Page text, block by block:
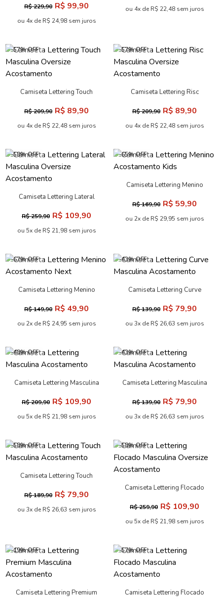
Oversize Acostamento
R$ 229,90 R$ 99,90
ou 4x de R$ 24,98 sem juros
ou 4x de R$ 22,48 sem juros
-57% OFF
Camiseta Lettering Touch
Masculina Oversize
Acostamento
R$ 209,90
ou 4x de R$ 22,48 sem juros
-57% OFF
Camiseta Lettering Risc
Masculina Oversize
-58% OFF
Acostamento
R$ 259,90 R$ 109,90
ou 5x de R$ 21,98 sem juros
-65% OFF
R$ 169,90 R$ 59,90
ou 2x de R$ 29,95 sem juros
Acostamento Next
Camiseta Lettering Curve
Masculina Acostamento
R$ 139,90 R$ 79,90
-48% OFF -43% OFF